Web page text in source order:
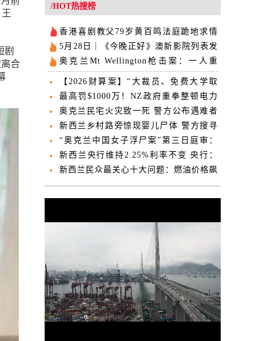
剧
合
/HOT热搜榜
香港喜剧教父79岁黄百鸣法庭跪地求情
一生辉煌毁于念贪
5月28日｜《今晚正好》澳新影院列表发
布，即将开启预售！
奥克兰Mt Wellington枪击案：一人重
伤，警方逮捕一名嫌疑人
【2026财算案】“大裁员、免费大学取
消、投资国防！”财算案内容提前“泄
露”！包括这些重磅内容...
最高罚$1000万！NZ政府重拳整顿电力
市场 “利好每个家庭”
奥克兰民宅火灾致一死 警方公布遇难者
姓名
新西兰乡村路旁惊现婴儿尸体 警方搜寻
生母一周无果
“奥克兰中国女子浮尸案”第三日庭审：
“方舟”据点五名中国女信徒已被遣返
新西兰央行维持2.25%利率不变 央行：
加息将更快到来
新西兰民众最关心十大问题：燃油价格飙
升至第四 生活成本居首